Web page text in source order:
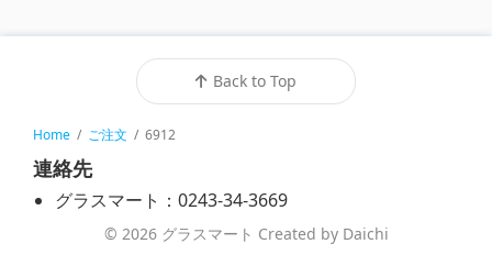
Back to Top
Home / ご注文 / 6912
連絡先
グラスマート：0243-34-3669
© 2026 グラスマート Created by Daichi